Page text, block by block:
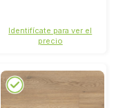
Identifícate para ver el
precio